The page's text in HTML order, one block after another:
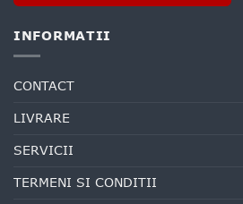
INFORMATII
CONTACT
LIVRARE
SERVICII
TERMENI SI CONDITII